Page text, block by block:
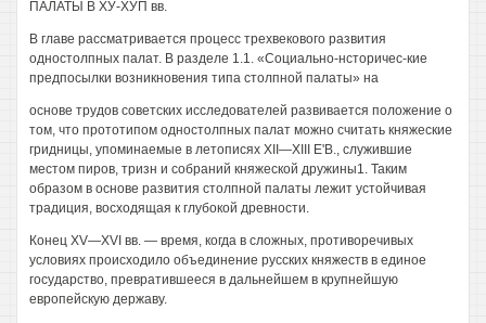
ПАЛАТЫ В ХУ-ХУП вв.
В главе рассматривается процесс трехвекового развития
одностолпных палат. В разделе 1.1. «Социально-нсторичес-кие
предпосылки возникновения типа столпной палаты» на
основе трудов советских исследователей развивается положение о
том, что прототипом одностолпных палат можно считать княжеские
гридницы, упоминаемые в летописях XII—XIII Е'В., служившие
местом пиров, тризн и собраний княжеской дружины1. Таким
образом в основе развития столпной палаты лежит устойчивая
традиция, восходящая к глубокой древности.
Конец XV—XVI вв. — время, когда в сложных, противоречивых
условиях происходило объединение русских княжеств в единое
государство, превратившееся в дальнейшем в крупнейшую
европейскую державу.